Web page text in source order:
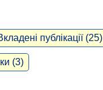
публікації (25)
(3)